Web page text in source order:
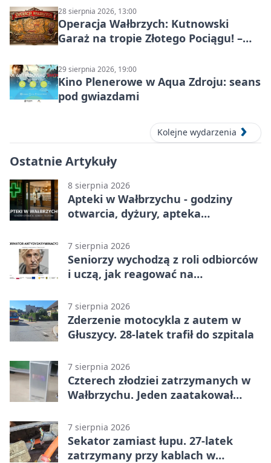
28 sierpnia 2026, 13:00
Operacja Wałbrzych: Kutnowski
Garaż na tropie Złotego Pociągu! –
29 sierpnia 2026, 19:00
Kino Plenerowe w Aqua Zdroju: seans
pod gwiazdami
Kolejne wydarzenia
Ostatnie Artykuły
8 sierpnia 2026
Apteki w Wałbrzychu - godziny
otwarcia, dyżury, apteka
7 sierpnia 2026
Seniorzy wychodzą z roli odbiorców
i uczą, jak reagować na
7 sierpnia 2026
Zderzenie motocykla z autem w
Głuszycy. 28-latek trafił do szpitala
7 sierpnia 2026
Czterech złodziei zatrzymanych w
Wałbrzychu. Jeden zaatakował
7 sierpnia 2026
Sekator zamiast łupu. 27-latek
zatrzymany przy kablach w